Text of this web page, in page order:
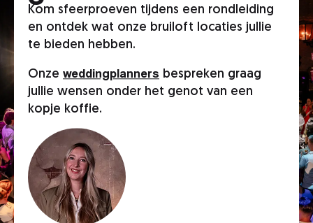
Kom sfeerproeven tijdens een rondleiding
en ontdek wat onze bruiloft locaties jullie
te bieden hebben.
Onze weddingplanners bespreken graag
jullie wensen onder het genot van een
kopje koffie.